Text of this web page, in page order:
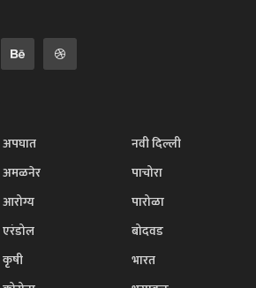
अपघात
अमळनेर
आरोग्य
एरंडोल
कृषी
नवी दिल्ली
पाचोरा
पारोळा
बोदवड
भारत